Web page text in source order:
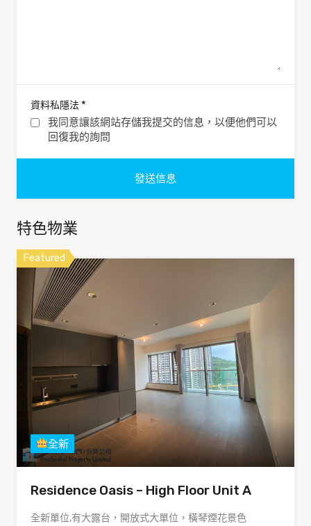
資料私隱法 *
我同意讓該網站存儲我提交的信息，以便他們可以
回復我的詢問
特色物業
Featured
全新
Residence Oasis – High Floor Unit A
全新單位,有大露台，開放式大單位，橫琴煙花景色